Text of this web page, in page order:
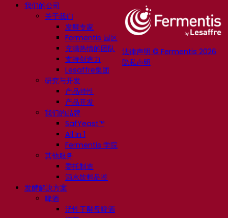
法律声明 © Fermentis 2026
隐私声明
我们的公司
关于我们
发酵专家
Fermentis 园区
充满热情的团队
支持创造力
Lesaffre集团
研究与开发
产品特性
产品开发
我们的品牌
SafYeast™
All In 1
Fermentis 学院
其他服务
委托制造
酒水饮料品鉴
发酵解决方案
啤酒
活性干酵母啤酒